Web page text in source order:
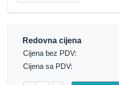
Redovna cijena
Cijena bez PDV:
Cijena sa PDV: